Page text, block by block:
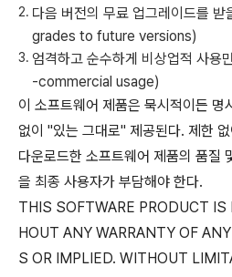
다음 버전의 무료 업그레이드를
grades to future versions)
엄격하고 순수하게 비상업적 사
-commercial usage)
이 소프트웨어 제품은 묵시적이든 명
없이 "있는 그대로" 제공된다. 제한
다운로드한 소프트웨어 제품의 품질
을 최종 사용자가 부담해야 한다.
THIS SOFTWARE PRODUCT
HOUT ANY WARRANTY OF
S OR IMPLIED. WITHOUT